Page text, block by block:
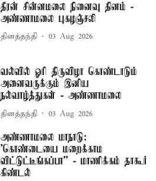
தீரன் சின்னமலை நினைவு தினம் -
அண்ணாமலை புகழஞ்சலி
தினத்தந்தி 03 Aug 2026
வல்வில் ஓரி திருவிழா கொண்டாடும்
அனைவருக்கும் இனிய
நல்வாழ்த்துகள் - அண்ணாமலை
தினத்தந்தி 03 Aug 2026
அண்ணாமலை மாநாடு:
'கொண்டையை மறைக்காம
விட்டுட்டீங்கப்பா'' - மாணிக்கம் தாகூர்
கிண்டல்